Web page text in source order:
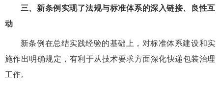
三、新条例实现了法规与标准体系的深入链接、良性互
动
新条例在总结实践经验的基础上，对标准体系建设和实
施作出明确规定，有利于从技术要求方面深化快递包装治理
工作。